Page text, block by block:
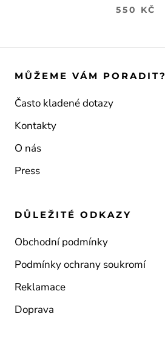
550 KČ
MŮŽEME VÁM PORADIT?
Často kladené dotazy
Kontakty
O nás
Press
DŮLEŽITÉ ODKAZY
Obchodní podmínky
Podmínky ochrany soukromí
Reklamace
Doprava